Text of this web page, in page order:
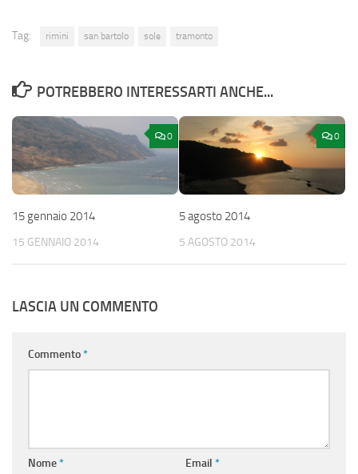
Tag: rimini san bartolo sole tramonto
POTREBBERO INTERESSARTI ANCHE...
0
15 gennaio 2014
15 GENNAIO 2014
0
5 agosto 2014
5 AGOSTO 2014
LASCIA UN COMMENTO
Commento*
Nome* Email *